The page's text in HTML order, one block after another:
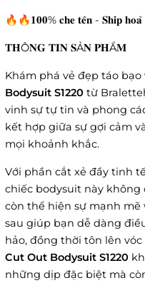
🔥🔥𝟏𝟎𝟎% 𝐜𝐡𝐞 𝐭𝐞̂𝐧 - 𝐒𝐡𝐢𝐩
𝐓𝐇Ô𝐍𝐆 𝐓𝐈𝐍 𝐒Ả𝐍 𝐏𝐇Ẩ𝐌
Khám phá vẻ đẹp táo bạo
Bodysuit S1220 từ
vinh sự tự tin và phong
kết hợp giữa sự gợi cảm
mọi khoảnh khắc.
Với phần cắt xẻ đầy tinh
chiếc bodysuit này
còn thể hiện sự mạnh mẽ
sau giúp bạn dễ dàng
hảo, đồng thời tôn lên
Cut Out Bodysuit S1220
những dịp đặc biệt mà